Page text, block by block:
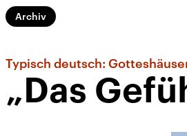
Archiv
Typisch deutsch:
„Das